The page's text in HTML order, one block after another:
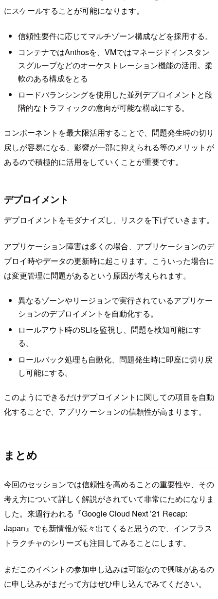
にスケールすることが可能になります。
信頼性要件に応じてマルチゾーン構成などを採用する。
コンテナではAnthosを、VMではマネージドインスタン
スグループなどのオーケストレーション機能の活用。柔
軟のある構成をとる
ロードバランシングを使用した並列デプロイメントと段
階的なトラフィックの意向が可能な構成にする。
コンポーネントを最大限活用することで、問題発生時の切り
戻しが容易になる、影響が一部に抑えられる等のメリットが
あるので積極的に活用をしていくことが重要です。
デプロイメント
デプロイメントをモダナイズし、リスクを下げていきます。
アプリケーション障害は多くの場合、アプリケーションのデ
プロイ時やデータの更新時に起こります。こういった場合に
は変更管理に問題があるという原因が考えられます。
異なるゾーンやリージョンで実行されているアプリケー
ションのデプロイメントを自動化する。
ロールアウト時のSLIを監視し、問題を検知可能にす
る。
ロールバック処理も自動化、問題発生時に即座に切り戻
し可能にする。
このようにできるだけデプロイメントに関しての項目を自動
化することで、アプリケーションの信頼性が高まります。
まとめ
今回のセッションでは信頼性を高めることの重要性や、その
考え方について詳しく解説がされていて非常にためになりま
した。来週行われる『Google Cloud Next ’21 Recap:
Japan』でも新情報が続々出てくると思うので、インフラス
トラクチャのシリーズも注目してみることにします。
まだこのイベントの参加申し込みは可能なので興味があるの
に申し込みがまだって方はぜひ申し込んでみてください。